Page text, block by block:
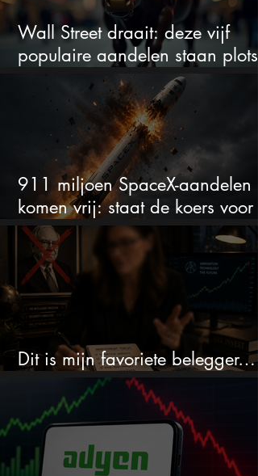
Wall Street draait: deze vijf
populaire aandelen staan plots
onder spanning
911 miljoen SpaceX-aandelen
komen vrij: staat de koers voor
een nieuwe crash?
Dit is mijn favoriete belegger…
en het is niet Warren Buffett